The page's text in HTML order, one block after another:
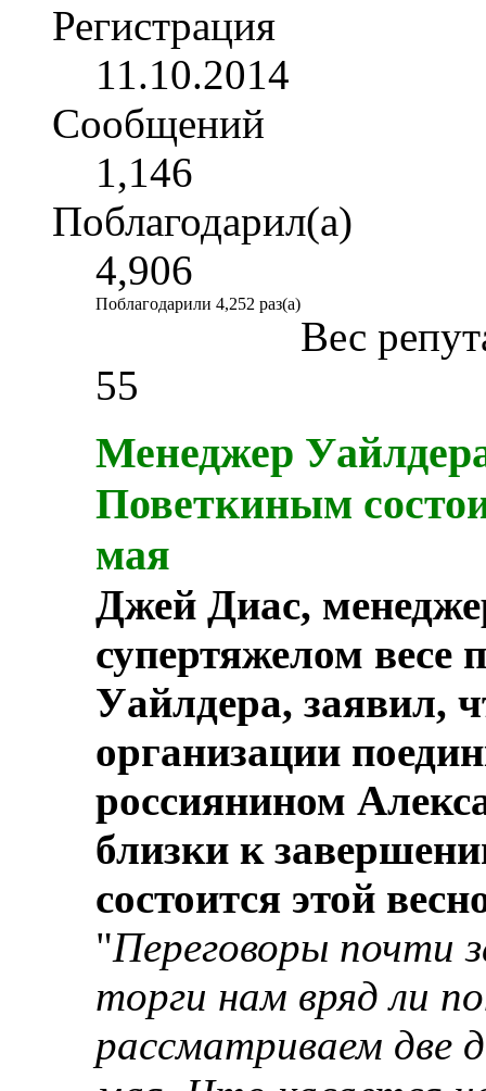
Регистрация
11.10.2014
Сообщений
1,146
Поблагодарил(а)
4,906
Поблагодарили 4,252 раз(а)
Вес
55
Менеджер
Поветкиным
мая
Джей Диас,
супертяжелом весе
Уайлдера, заявил,
организации
россиянином
близки к
состоится этой
"Переговоры почти
торги нам вряд ли
рассматриваем две